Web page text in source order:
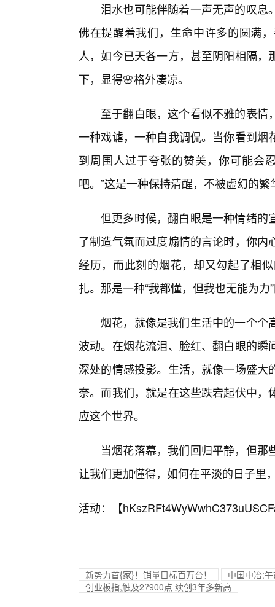
泪水也可能伴随着一声无声的叹
佛在提醒着我们，生命中许多的圆满
人，如今已天各一方，甚至阴阳相隔
下，显得🌸格外凄凉。
至于翻白眼，这个看似不雅的表
一种戏谑，一种自我调侃。当你看到
到周围人过于夸张的赞美，你可能会
吧。”这是一种保持清醒，不被虚幻的
但更多时候，翻白眼是一种情绪的
了制造气氛而过度煽情的言论时，你
经历，而此刻的烟花，却又勾起了相
扎。那是一种“我都懂，但我也无能为力
烟花，就像是我们生活中的一个个
波动。在烟花流泪、脸红、翻白眼的
深处的情感投影。生活，就像一场盛
奈。而我们，就是在这些跌宕起伏中
应这个世界。
当烟花落幕，我们回归平静，但
让我们更加懂得，如何在平淡的日子里
活动：【
新势力首{家}！销量目标百万台！
中国中冶;
创业板指,触及2?900点 续创3年多新高